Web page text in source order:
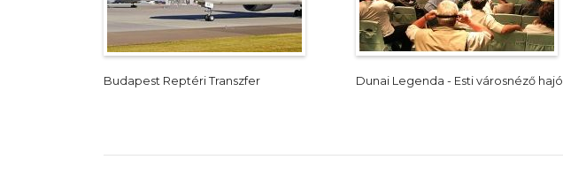
Budapest Reptéri Transzfer Dunai Legenda - Esti városnéző hajó